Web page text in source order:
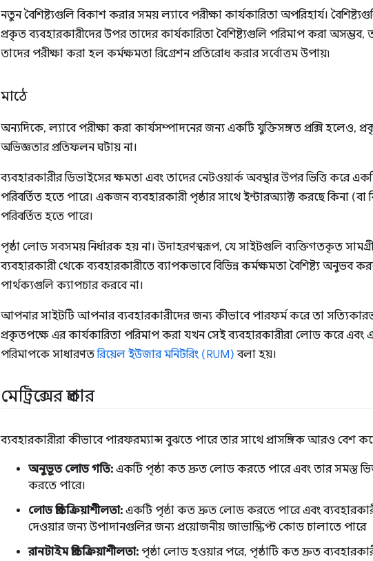
নতুন বৈশিষ্ট্যগুলি বিকাশ করার সময় ল্যাবে পরীক্ষা কার্যকারিতা অপরিহার্য।
প্রকৃত ব্যবহারকারীদের উপর তাদের কার্যকারিতা বৈশিষ্ট্যগুলি পরিমাপ করা অসম্ভব,
তাদের পরীক্ষা করা হল কর্মক্ষমতা রিগ্রেশন প্রতিরোধ করার সর্বোত্তম উপায়৷
মাঠে
অন্যদিকে, ল্যাবে পরীক্ষা করা কার্যসম্পাদনের জন্য একটি যুক্তিসঙ্গত প্রক্সি হলেও,
অভিজ্ঞতার প্রতিফলন ঘটায় না।
ব্যবহারকারীর ডিভাইসের ক্ষমতা এবং তাদের নেটওয়ার্ক অবস্থার উপর ভিত্তি করে
পরিবর্তিত হতে পারে। একজন ব্যবহারকারী পৃষ্ঠার সাথে ইন্টারঅ্যাক্ট করছে কিনা
পরিবর্তিত হতে পারে।
পৃষ্ঠা লোড সবসময় নির্ধারক হয় না। উদাহরণস্বরূপ, যে সাইটগুলি ব্যক্তিগতকৃত
ব্যবহারকারী থেকে ব্যবহারকারীতে ব্যাপকভাবে বিভিন্ন কর্মক্ষমতা বৈশিষ্ট্য অনুভব
পার্থক্যগুলি ক্যাপচার করবে না।
আপনার সাইটটি আপনার ব্যবহারকারীদের জন্য কীভাবে পারফর্ম করে তা
প্রকৃতপক্ষে এর কার্যকারিতা পরিমাপ করা যখন সেই ব্যবহারকারীরা লোড করে এবং
পরিমাপকে সাধারণতরিয়েল ইউজার মনিটরিং (RUM) বলা হয়।
মেট্রিক্সের প্রকার
ব্যবহারকারীরা কীভাবে পারফরম্যান্স বুঝতে পারে তার সাথে প্রাসঙ্গিক আরও বেশ
অনুভূত লোড গতি: একটি পৃষ্ঠা কত দ্রুত লোড করতে পারে এবং তার সমস্ত
করতে পারে।
লোড প্রতিক্রিয়াশীলতা: একটি পৃষ্ঠা কত দ্রুত লোড করতে পারে এবং
দেওয়ার জন্য উপাদানগুলির জন্য প্রয়োজনীয় জাভাস্ক্রিপ্ট কোড চালাতে পারে
রানটাইম প্রতিক্রিয়াশীলতা: পৃষ্ঠা লোড হওয়ার পরে, পৃষ্ঠাটি কত দ্রুত